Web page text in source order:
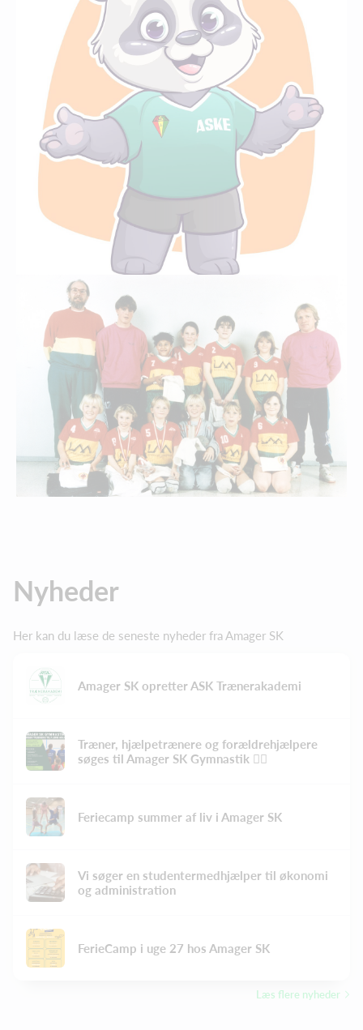
Nyheder
Her kan du læse de seneste nyheder fra Amager SK
Amager SK opretter ASK Trænerakademi
Træner, hjælpetrænere og forældrehjælpere
søges til Amager SK Gymnastik 🤸‍♂️
Feriecamp summer af liv i Amager SK
Vi søger en studentermedhjælper til økonomi
og administration
FerieCamp i uge 27 hos Amager SK
Læs flere nyheder